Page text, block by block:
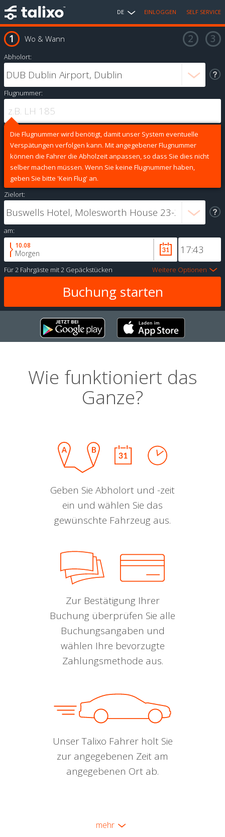
DE EINLOGGEN SELF SERVICE
Wo & Wann
Abholort:
Flugnummer:
Die Flugnummer wird benötigt, damit unser System eventuelle
Verspätungen verfolgen kann. Mit angegebener Flugnummer
können die Fahrer die Abholzeit anpassen, so dass Sie dies nicht
selber machen müssen. Wenn Sie keine Flugnummer haben,
geben Sie bitte 'Kein Flug' an.
Zielort:
am:
10.08
Morgen
Für2 Fahrgäste mit2 Gepäckstücken Weitere Optionen
Wie funktioniert das
Ganze?
Geben Sie Abholort und -zeit
ein und wählen Sie das
gewünschte Fahrzeug aus.
Zur Bestätigung Ihrer
Buchung überprüfen Sie alle
Buchungsangaben und
wählen Ihre bevorzugte
Zahlungsmethode aus.
Unser Talixo Fahrer holt Sie
zur angegebenen Zeit am
angegebenen Ort ab.
mehr